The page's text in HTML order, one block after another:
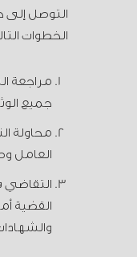
التوصل إلى
الخطوات
مراجعة
جميع
محاولة
العامل
التقاضي
القضية